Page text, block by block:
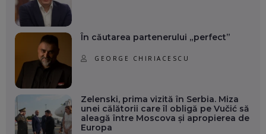
În căutarea partenerului „perfect”
GEORGE CHIRIACESCU
Zelenski, prima vizită în Serbia. Miza
unei călătorii care îl obligă pe Vučić să
aleagă între Moscova și apropierea de
Europa